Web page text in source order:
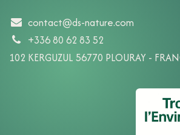
contact@ds-nature.com
+336 80 62 83 52
102 KERGUZUL 56770 PLOURAY -